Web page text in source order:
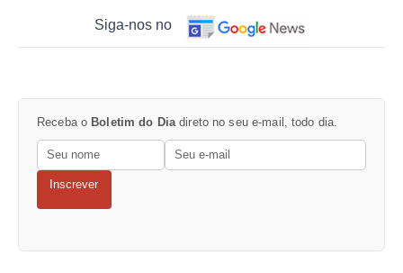
Siga-nos no
Receba o Boletim do Diadireto no seu e-mail, todo dia.
Inscrever